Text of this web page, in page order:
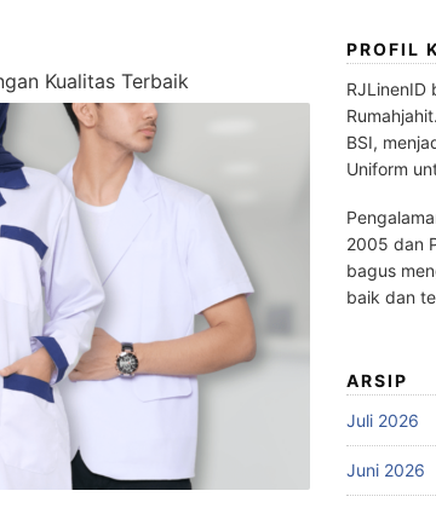
Kualitas Terbaik
PROFIL
RJLinenID
BSI,
Uniform
2005 dan
bagus
baik dan
ARSIP
Juli 2026
Juni 2026